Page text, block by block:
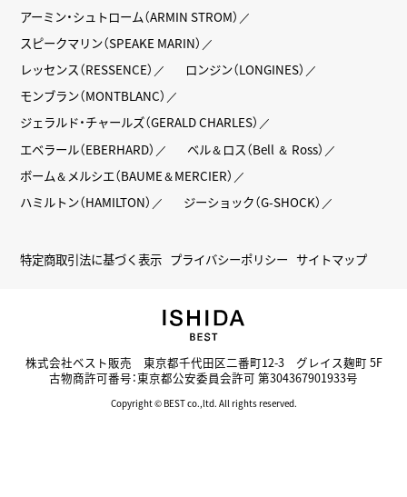
アーミン・シュトローム（ARMIN STROM）
スピークマリン（SPEAKE MARIN）
レッセンス（RESSENCE）
ロンジン（LONGINES）
モンブラン（MONTBLANC）
ジェラルド・チャールズ（GERALD CHARLES）
エベラール（EBERHARD）
ベル＆ロス（Bell ＆ Ross）
ボーム＆メルシエ（BAUME＆MERCIER）
ハミルトン（HAMILTON）
ジーショック（G-SHOCK）
特定商取引法に基づく表示 プライバシーポリシー サイトマップ
株式会社ベスト販売 東京都千代田区二番町12-3 グレイス麹町 5F
古物商許可番号：東京都公安委員会許可 第304367901933号
Copyright © BEST co.,ltd. All rights reserved.